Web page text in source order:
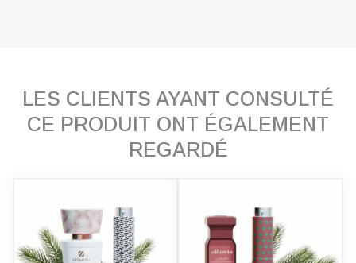
LES CLIENTS AYANT CONSULTÉ
CE PRODUIT ONT ÉGALEMENT
REGARDÉ